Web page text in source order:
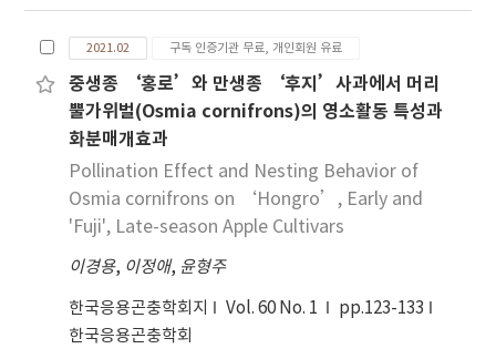
산된 과실의 크기 차이를 분석하였다. 경북 안동시 길
안면 소재 각 5개의 사과원에서 2020년 4월 사과 개
화기에 이루어졌다. 사과와 같은 시기 개화하는 초생
은 민들레가 우점이었다. 두 사과원 유형에 따른 꿀벌
수는 통계적으로 차이가 없었으나, 전체 풍부도 및 검
정파리류와 뒤영벌류의 풍부도는 초생 피복 사과원에
서 높았다. 민들레 피복 사과원에서 화분매개자 16 그
룹과 801개 상호작용이, 초생 제거 사과원에서는 화
분매개자 14개 그룹과 589개 식물-화분매개자 상호
사과 크기가 더 컸다. 본 연구의 결과는 서양민들레 등
초생 피복은 봄철 화분매개자의 다양도를 증가시킬
2021.02 구독 인증기관 무료, 개인회원 유료
중생종 ‘홍로’와 만생종 ‘후지’사과에서 머리
뿔가위벌(Osmia cornifrons)의 영소활동 특성과
화분매개효과
Pollination Effect and Nesting Behavior of
Osmia cornifrons on ‘Hongro’, Early and
'Fuji', Late-season Apple Cultivars
이경용, 이정애, 윤형주
한국응용곤충학회지 Vol. 60 No. 1
pp.123-133
한국응용곤충학회